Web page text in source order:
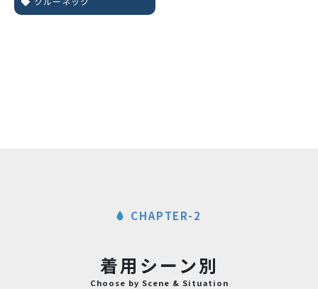
CHAPTER-2
着用シーン別
Choose by Scene & Situation